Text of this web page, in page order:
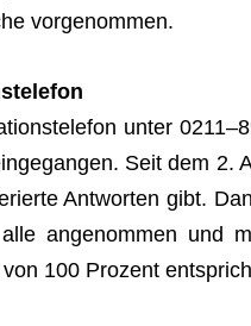
vorgenommen.
unter
Seit dem 2.
Ant­wor­ten gibt.
ange­nom­men und
100 Pro­zent